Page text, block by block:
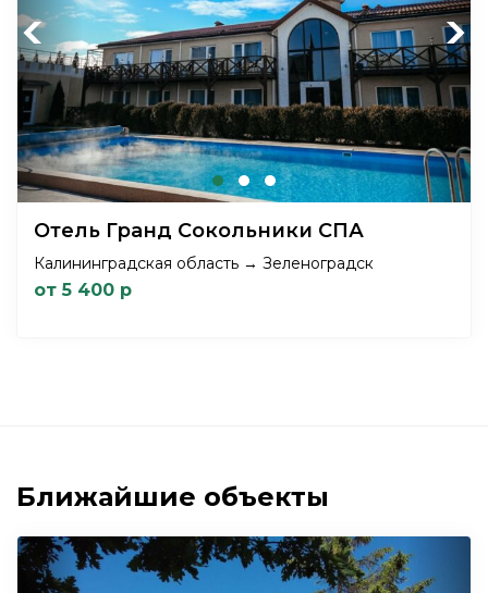
Previous Next
Отель Гранд Сокольники СПА
Калининградская область → Зеленоградск
от 5 400 р
Ближайшие объекты